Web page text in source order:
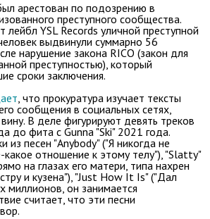
арестован по подозрению в
преступного сообщества.
лейбл YSL Records уличной преступной
выдвинули суммарно 56
нарушение закона RICO (закон для
преступностью), который
сроки заключения.
, что прокуратура изучает тексты
сообщения в социальных сетях,
В деле фигурируют девять треков
до фита с Gunna "Ski" 2021 года.
из песен "Anybody" ("Я никогда не
отношение к этому телу"), "Slatty"
на глазах его матери, типа нахрен
и кузена"), "Just How It Is" ("Дал
миллионов, он занимается
считает, что эти песни